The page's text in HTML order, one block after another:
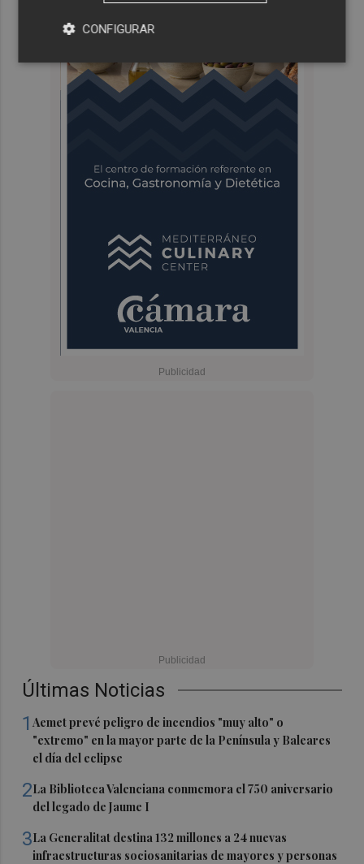
Últimas Noticias
1Aemet prevé peligro de incendios "muy alto" o
"extremo" en la mayor parte de la Península y Baleares
el día del eclipse
2La Biblioteca Valenciana conmemora el 750 aniversario
del legado de Jaume I
3La Generalitat destina 132 millones a 24 nuevas
infraestructuras sociosanitarias de mayores y personas
CONFIGURAR